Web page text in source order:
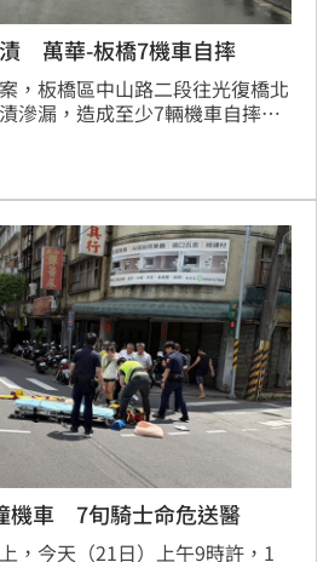
萬華-板橋7機車自摔
，板橋區中山路二段往光復橋北
滲漏，造成至少7輛機車自摔犁
有油漬，僅發現光復橋（北市轄
潔隊人員到場使用木屑清理油
北市轄內並無汽機車漏油的情
，還有待警方後續調查釐清。
機車 7旬騎士命危送醫
，今天（21日）上午9時許，1